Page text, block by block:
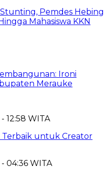
Pemdes Hebing
Mahasiswa KKN
Ironi
Merauke
12:58 WITA
Terbaik untuk Creator
04:36 WITA